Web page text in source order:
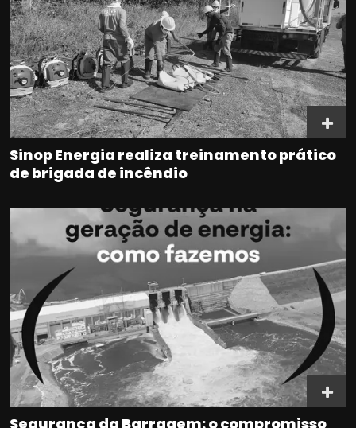
Sinop Energia realiza treinamento prático
de brigada de incêndio
Segurança da Barragem: o compromisso